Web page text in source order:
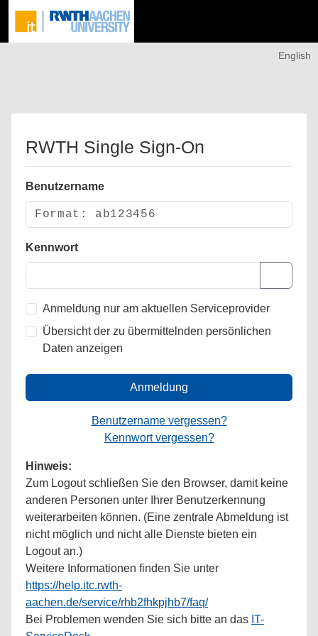
English
RWTH Single Sign-On
Benutzername
Kennwort
Anmeldung nur am aktuellen Serviceprovider
Übersicht der zu übermittelnden persönlichen
Daten anzeigen
Anmeldung
Benutzername vergessen?
Kennwort vergessen?
Hinweis:
Zum Logout schließen Sie den Browser, damit keine
anderen Personen unter Ihrer Benutzerkennung
weiterarbeiten können. (Eine zentrale Abmeldung ist
nicht möglich und nicht alle Dienste bieten ein
Logout an.)
Weitere Informationen finden Sie unter
https://help.itc.rwth-
aachen.de/service/rhb2fhkpjhb7/faq/
Bei Problemen wenden Sie sich bitte an das IT-